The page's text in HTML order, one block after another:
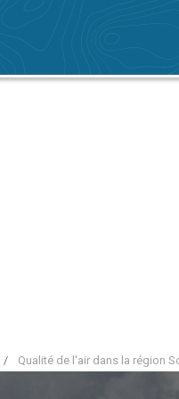
/ Qualité de l'air dans la région